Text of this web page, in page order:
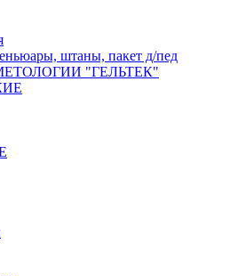
штаны, пакет д/пед
"ГЕЛЬТЕК"